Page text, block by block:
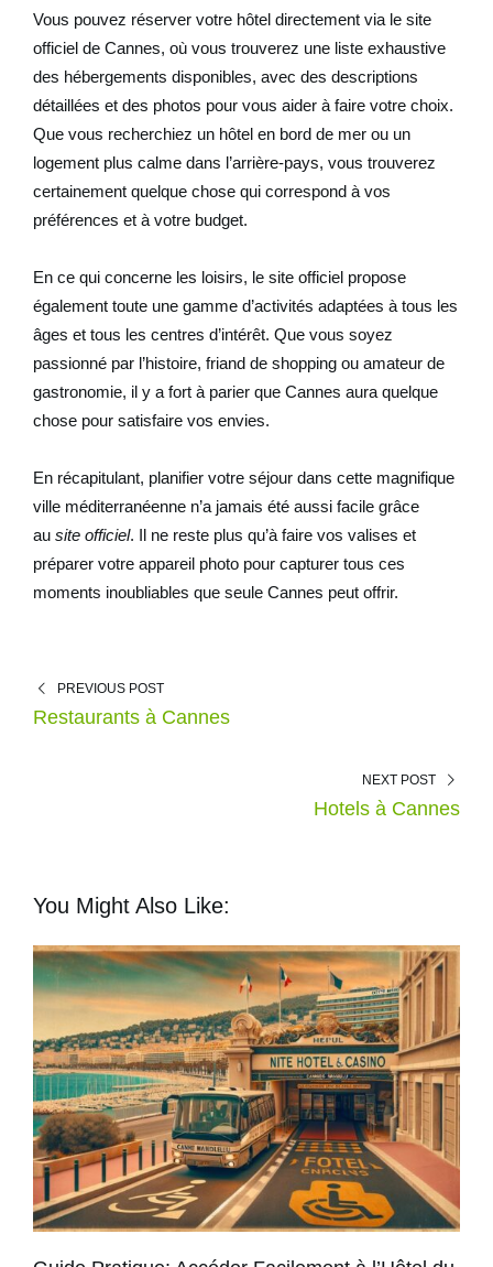
Vous pouvez réserver votre hôtel directement via le site
officiel de Cannes, où vous trouverez une liste exhaustive
des hébergements disponibles, avec des descriptions
détaillées et des photos pour vous aider à faire votre choix.
Que vous recherchiez un hôtel en bord de mer ou un
logement plus calme dans l’arrière-pays, vous trouverez
certainement quelque chose qui correspond à vos
préférences et à votre budget.
En ce qui concerne les loisirs, le site officiel propose
également toute une gamme d’activités adaptées à tous les
âges et tous les centres d’intérêt. Que vous soyez
passionné par l’histoire, friand de shopping ou amateur de
gastronomie, il y a fort à parier que Cannes aura quelque
chose pour satisfaire vos envies.
En récapitulant, planifier votre séjour dans cette magnifique
ville méditerranéenne n’a jamais été aussi facile grâce
au site officiel. Il ne reste plus qu’à faire vos valises et
préparer votre appareil photo pour capturer tous ces
moments inoubliables que seule Cannes peut offrir.
PREVIOUS POST
Restaurants à Cannes
NEXT POST
Hotels à Cannes
You Might Also Like: